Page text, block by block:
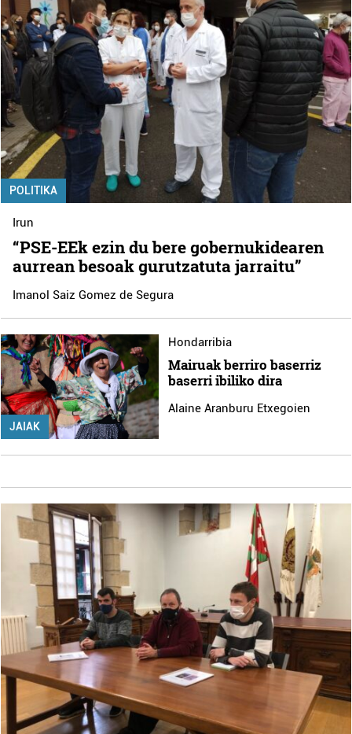
POLITIKA
Irun
“PSE-EEk ezin du bere gobernukidearen
aurrean besoak gurutzatuta jarraitu”
Imanol Saiz Gomez de Segura
JAIAK
Hondarribia
Mairuak berriro baserriz
baserri ibiliko dira
Alaine Aranburu Etxegoien